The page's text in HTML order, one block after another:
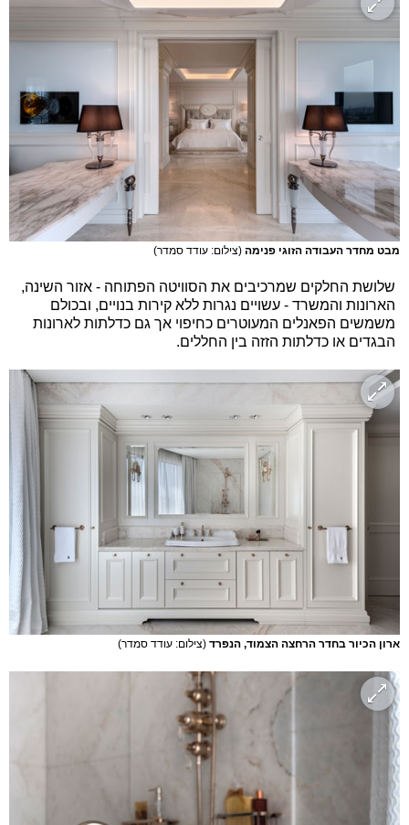
מבט מחדר העבודה הזוגי פנימה (צילום: עודד סמדר)
שלושת החלקים שמרכיבים את הסוויטה הפתוחה - אזור השינה,
הארונות והמשרד - עשויים נגרות ללא קירות בנויים, ובכולם
משמשים הפאנלים המעוטרים כחיפוי אך גם כדלתות לארונות
הבגדים או כדלתות הזזה בין החללים.
ארון הכיור בחדר הרחצה הצמוד, הנפרד (צילום: עודד סמדר)